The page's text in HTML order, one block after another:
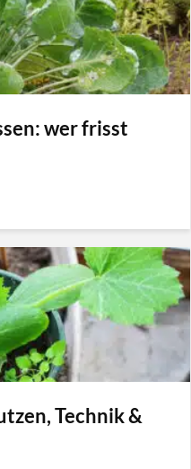
wer frisst
Technik &